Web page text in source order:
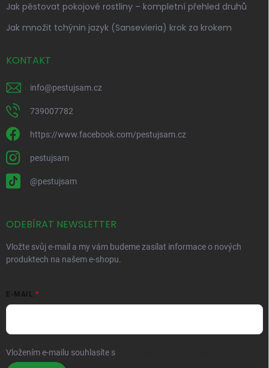
Jak pěstovat pokojové rostliny – kompletní přehled druhů
Jak množit tchýnin jazyk (Sansevieria) krok za krokem
KONTAKT
info@pestujsam.cz
739007782
https://www.facebook.com/pestujsam.cz
pestujsam
@pestujsam
ODEBÍRAT NEWSLETTER
Vložte svůj e-mail a my vám budeme zasílat informace o nových
produktech na našem e-shopu.
E-MAIL
Vložením e-mailu souhlasíte s